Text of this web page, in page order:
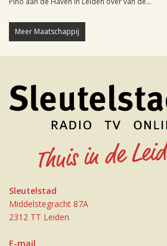
Meer Maatschappij
Sleutelstad
Middelstegracht 87A
2312 TT Leiden
E-mail